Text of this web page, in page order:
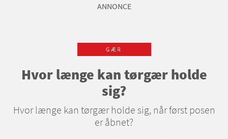
ANNONCE
GÆR
Hvor længe kan tørgær holde
sig?
Hvor længe kan tørgær holde sig, når først posen
er åbnet?